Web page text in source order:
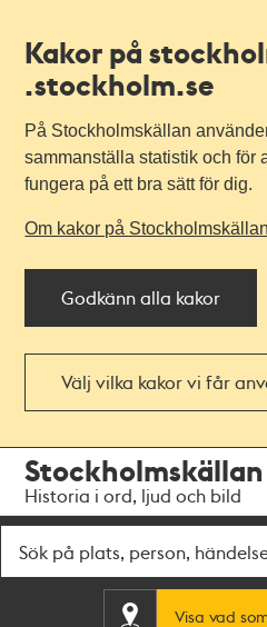
Kakor på
.stockholm.se
På Stockholmskällan
sammanställa statistik och för
fungera på ett bra sätt för dig.
Om kakor på Stockholmskällan
Godkänn alla kakor
Välj vilka kakor vi får
navigationen
huvudinnehållet
Stockholmskällan
Historia i ord, ljud och bild
Visa vad